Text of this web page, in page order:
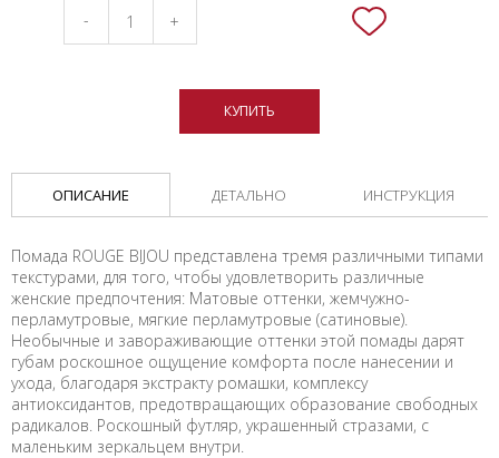
- +
КУПИТЬ
ОПИСАНИЕ ДЕТАЛЬНО ИНСТРУКЦИЯ
Помада ROUGE BIJOU представлена тремя различными типами
текстурами, для того, чтобы удовлетворить различные
женские предпочтения: Матовые оттенки, жемчужно-
перламутровые, мягкие перламутровые (сатиновые).
Необычные и завораживающие оттенки этой помады дарят
губам роскошное ощущение комфорта после нанесении и
ухода, благодаря экстракту ромашки, комплексу
антиоксидантов, предотвращающих образование свободных
радикалов. Роскошный футляр, украшенный стразами, с
маленьким зеркальцем внутри.